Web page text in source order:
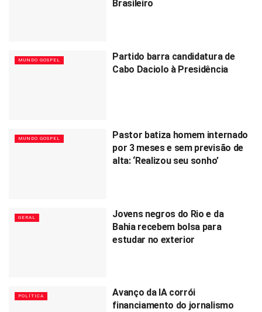
Brasileiro
MUNDO GOSPEL
Partido barra candidatura de
Cabo Daciolo à Presidência
MUNDO GOSPEL
Pastor batiza homem internado
por 3 meses e sem previsão de
alta: ‘Realizou seu sonho’
GERAL
Jovens negros do Rio e da
Bahia recebem bolsa para
estudar no exterior
POLÍTICA
Avanço da IA corrói
financiamento do jornalismo